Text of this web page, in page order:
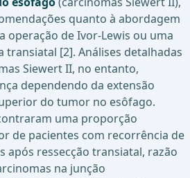
quanto à abordagem
operação de Ivor-Lewis ou uma
[2]. Análises detalhadas
Siewert II, no entanto,
dependendo da extensão
do tumor no esôfago.
uma proporção
de pacientes com recorrência de
após ressecção transiatal, razão
na junção